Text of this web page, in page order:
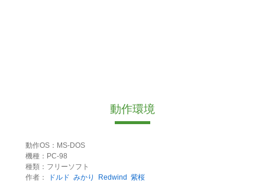
動作環境
動作OS：MS-DOS
機種：PC-98
種類：フリーソフト
作者：
ドルド みかり Redwind 紫桜